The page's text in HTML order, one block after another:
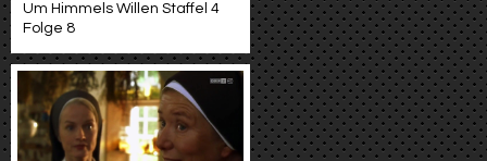
Um Himmels Willen Staffel 4
Folge 8